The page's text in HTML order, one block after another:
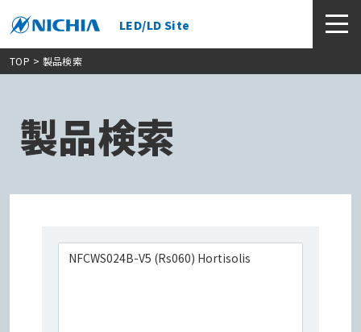
LED/LD Site
TOP > 製品検索
製品検索